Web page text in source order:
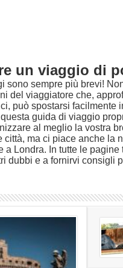
un viaggio di
sono sempre più brevi!
del viaggiatore che,
può spostarsi facilmente
guida di viaggio
al meglio la vostra
ma ci piace anche la
a Londra. In tutte le
dubbi e a fornirvi consigli